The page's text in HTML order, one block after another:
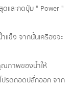
ดและกดปุ่ม " Power "
แข็ง จากนั้นเครื่องจะ
ณภาพของน้ำให้
โปรดถอดปลั๊กออก จาก